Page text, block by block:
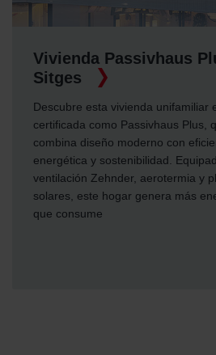
Vivienda Passivhaus
Sitges
Descubre esta vivienda unifamiliar
certificada como Passivhaus Plus,
combina diseño moderno con
energética y sostenibilidad.
ventilación Zehnder, aerotermia y
solares, este hogar genera más
que consume